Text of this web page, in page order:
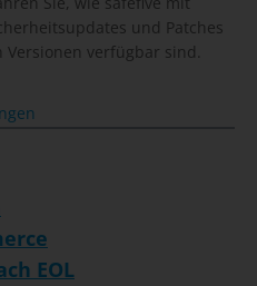
und Patches
verfügbar sind.
EOL